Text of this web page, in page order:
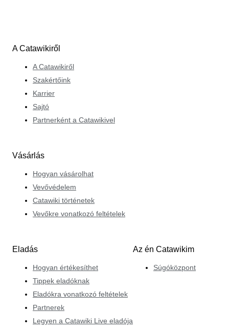
A Catawikiről
A Catawikiről
Szakértőink
Karrier
Sajtó
Partnerként a Catawikivel
Vásárlás
Hogyan vásárolhat
Vevővédelem
Catawiki történetek
Vevőkre vonatkozó feltételek
Eladás
Hogyan értékesíthet
Tippek eladóknak
Eladókra vonatkozó feltételek
Partnerek
Legyen a Catawiki Live eladója
Az én Catawikim
Súgóközpont